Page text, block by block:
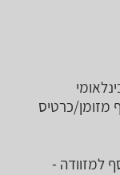
כרטיס
למזוודה -